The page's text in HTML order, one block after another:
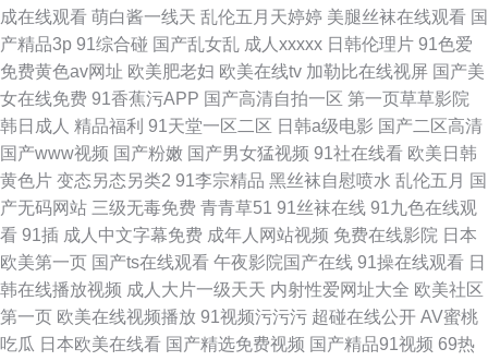
成在线观看 萌白酱一线天 乱伦五月天婷婷 美腿丝袜在线观看 国
产精品3p 91综合碰 国产乱女乱 成人xxxxx 日韩伦理片 91色爱
免费黄色av网址 欧美肥老妇 欧美在线tv 加勒比在线视屏 国产美
女在线免费 91香蕉污APP 国产高清自拍一区 第一页草草影院
韩日成人 精品福利 91天堂一区二区 日韩a级电影 国产二区高清
国产www视频 国产粉嫩 国产男女猛视频 91社在线看 欧美日韩
黄色片 变态另态另类2 91李宗精品 黑丝袜自慰喷水 乱伦五月 国
产无码网站 三级无毒免费 青青草51 91丝袜在线 91九色在线观
看 91插 成人中文字幕免费 成年人网站视频 免费在线影院 日本
欧美第一页 国产ts在线观看 午夜影院国产在线 91操在线观看 日
韩在线播放视频 成人大片一级天天 内射性爱网址大全 欧美社区
第一页 欧美在线视频播放 91视频污污污 超碰在线公开 AV蜜桃
吃瓜 日本欧美在线看 国产精选免费视频 国产精品91视频 69热